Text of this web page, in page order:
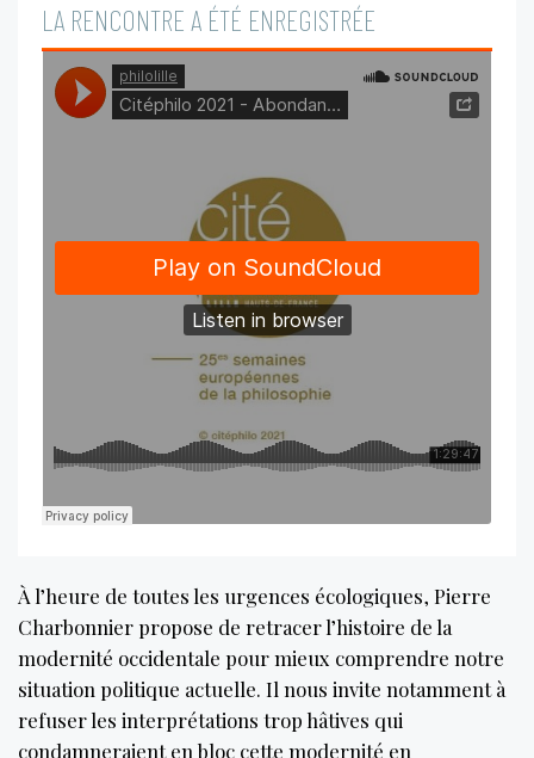
LA RENCONTRE A ÉTÉ ENREGISTRÉE
À l’heure de toutes les urgences écologiques, Pierre
Charbonnier propose de retracer l’histoire de la
modernité occidentale pour mieux comprendre notre
situation politique actuelle. Il nous invite notamment à
refuser les interprétations trop hâtives qui
condamneraient en bloc cette modernité en